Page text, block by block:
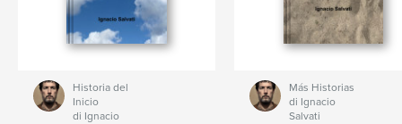
Historia del
Inicio
di Ignacio
Más Historias
di Ignacio
Salvati